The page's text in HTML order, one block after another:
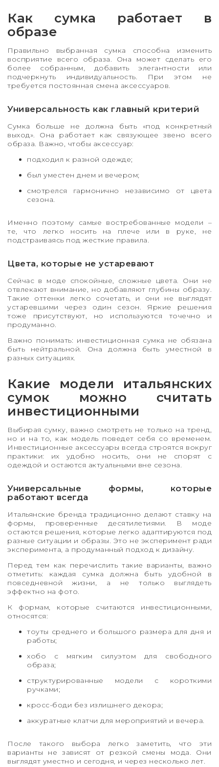
Как сумка работает в
образе
Правильно выбранная сумка способна изменить
восприятие всего образа. Она может сделать его
более собранным, добавить элегантности или
подчеркнуть индивидуальность. При этом не
требуется постоянная смена аксессуаров.
Универсальность как главный критерий
Сумка больше не должна быть «под конкретный
выход». Она работает как связующее звено всего
образа. Важно, чтобы аксессуар:
подходил к разной одежде;
был уместен днем и вечером;
смотрелся гармонично независимо от цвета
сезона.
Именно поэтому самые востребованные модели –
те, что легко носить на плече или в руке, не
подстраиваясь под жесткие правила.
Цвета, которые не устаревают
Сейчас в моде спокойные, сложные цвета. Они не
отвлекают внимание, но добавляют глубины образу.
Такие оттенки легко сочетать, и они не выглядят
устаревшими через один сезон. Яркие решения
тоже присутствуют, но используются точечно и
продуманно.
Важно понимать: инвестиционная сумка не обязана
быть нейтральной. Она должна быть уместной в
разных ситуациях.
Какие модели итальянских
сумок можно считать
инвестиционными
Выбирая сумку, важно смотреть не только на тренд,
но и на то, как модель поведет себя со временем.
Инвестиционные аксессуары всегда строятся вокруг
практики: их удобно носить, они не спорят с
одеждой и остаются актуальными вне сезона.
Универсальные формы, которые
работают всегда
Итальянские бренда традиционно делают ставку на
формы, проверенные десятилетиями. В моде
остаются решения, которые легко адаптируются под
разные ситуации и образы. Это не эксперимент ради
эксперимента, а продуманный подход к дизайну.
Перед тем как перечислить такие варианты, важно
отметить: каждая сумка должна быть удобной в
повседневной жизни, а не только выглядеть
эффектно на фото.
К формам, которые считаются инвестиционными,
относятся:
тоуты среднего и большого размера для дня и
работы;
хобо с мягким силуэтом для свободного
образа;
структурированные модели с короткими
ручками;
кросс-боди без излишнего декора;
аккуратные клатчи для мероприятий и вечера.
После такого выбора легко заметить, что эти
варианты не зависят от резкой смены мода. Они
выглядят уместно и сегодня, и через несколько лет.